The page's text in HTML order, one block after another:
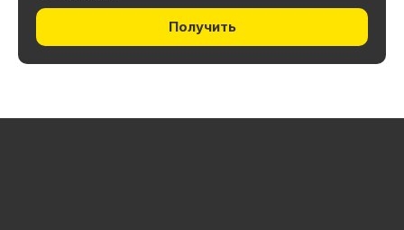
Получить